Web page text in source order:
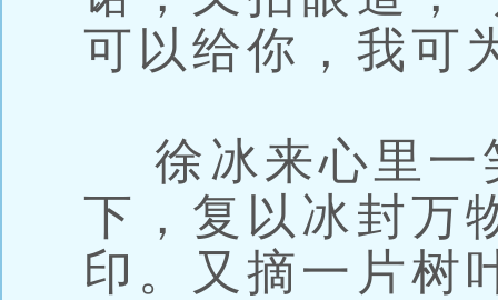
可以给你，我可
徐冰来心里一
下，复以冰封万
印。又摘一片树